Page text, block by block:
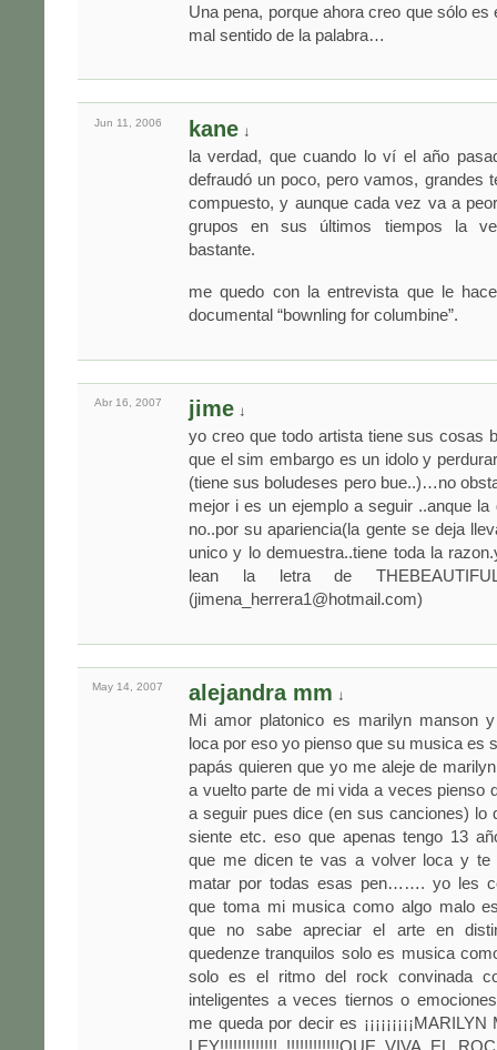
Una pena, porque ahora creo que sólo es
mal sentido de la palabra…
Jun 11, 2006 kane ↓
la verdad, que cuando lo ví el año
defraudó un poco, pero vamos, grandes
compuesto, y aunque cada vez va a
grupos en sus últimos tiempos la
bastante.
me quedo con la entrevista que le
documental “bownling for columbine”.
Abr 16, 2007 jime ↓
yo creo que todo artista tiene sus cosas
que el sim embargo es un idolo y
(tiene sus boludeses pero bue..)…no
mejor i es un ejemplo a seguir ..anque la
no..por su apariencia(la gente se deja
unico y lo demuestra..tiene toda la
lean la letra de
(jimena_herrera1@hotmail.com)
May 14, 2007 alejandra mm ↓
Mi amor platonico es marilyn manson
loca por eso yo pienso que su musica es
papás quieren que yo me aleje de
a vuelto parte de mi vida a veces pienso
a seguir pues dice (en sus canciones) lo
siente etc. eso que apenas tengo 13
que me dicen te vas a volver loca y te
matar por todas esas pen……. yo les
que toma mi musica como algo malo
que no sabe apreciar el arte en
quedenze tranquilos solo es musica
solo es el ritmo del rock convinada
inteligentes a veces tiernos o
me queda por decir es